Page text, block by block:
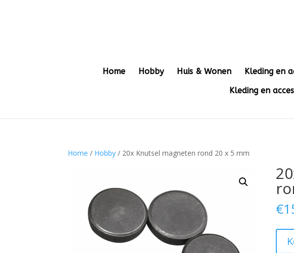
Home Hobby Huis & Wonen Kleding en
Kleding en
Home / Hobby / 20x Knutsel magneten rond 20 x 5 mm
€